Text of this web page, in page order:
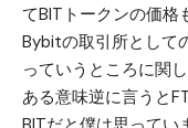
てBITトークンの価格
Bybitの取引所として
っていうところに関
ある意味逆に言うと